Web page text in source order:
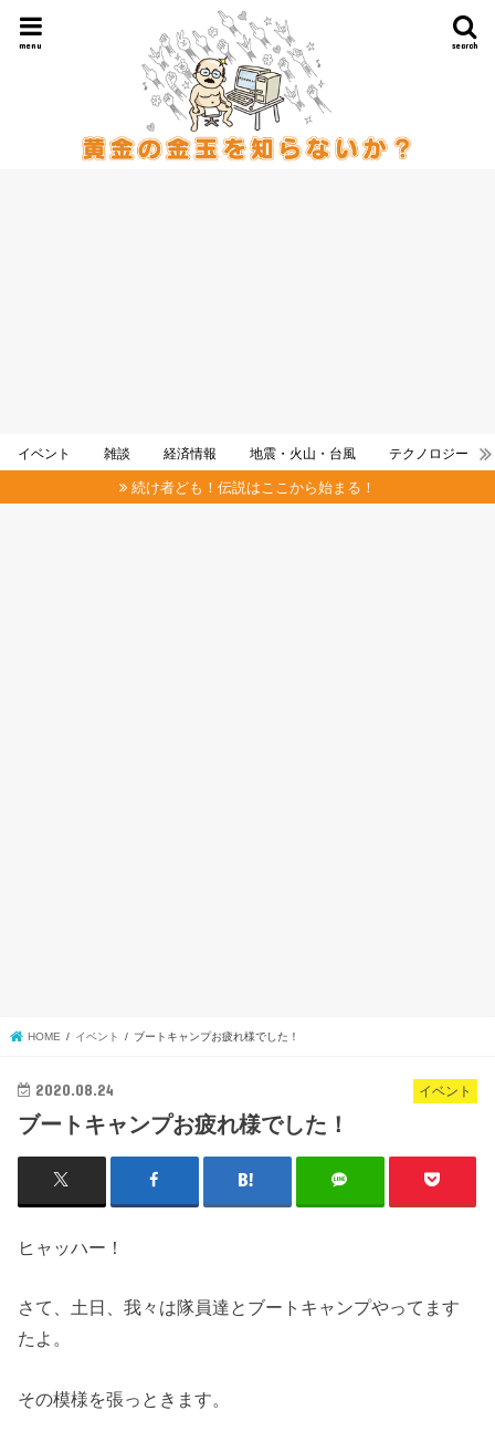
search
menu
イベント 雑談 経済情報 地震・火山・台風 テクノロジー
続け者ども！伝説はここから始まる！
HOME イベント ブートキャンプお疲れ様でした！
イベント
2020.08.24
ブートキャンプお疲れ様でした！
ヒャッハー！
さて、土日、我々は隊員達とブートキャンプやってます
たよ。
その模様を張っときます。